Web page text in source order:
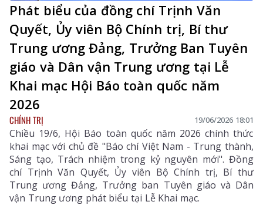
Phát biểu của đồng chí Trịnh Văn
Quyết, Ủy viên Bộ Chính trị, Bí thư
Trung ương Đảng, Trưởng Ban Tuyên
giáo và Dân vận Trung ương tại Lễ
Khai mạc Hội Báo toàn quốc năm
2026
CHÍNH TRỊ 19/06/2026 18:01
Chiều 19/6, Hội Báo toàn quốc năm 2026 chính thức
khai mạc với chủ đề "Báo chí Việt Nam - Trung thành,
Sáng tạo, Trách nhiệm trong kỷ nguyên mới". Đồng
chí Trịnh Văn Quyết, Ủy viên Bộ Chính trị, Bí thư
Trung ương Đảng, Trưởng ban Tuyên giáo và Dân
vận Trung ương phát biểu tại Lễ Khai mạc.